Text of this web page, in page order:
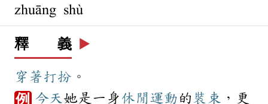
zhuāng shù
釋 義 ▶️
穿著打扮 。
例 今天 她是一身休閒運動 的 裝束 ，更